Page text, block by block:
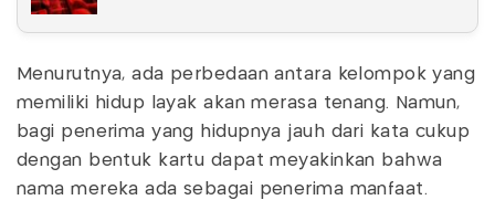
Menurutnya, ada perbedaan antara kelompok yang
memiliki hidup layak akan merasa tenang. Namun,
bagi penerima yang hidupnya jauh dari kata cukup
dengan bentuk kartu dapat meyakinkan bahwa
nama mereka ada sebagai penerima manfaat.